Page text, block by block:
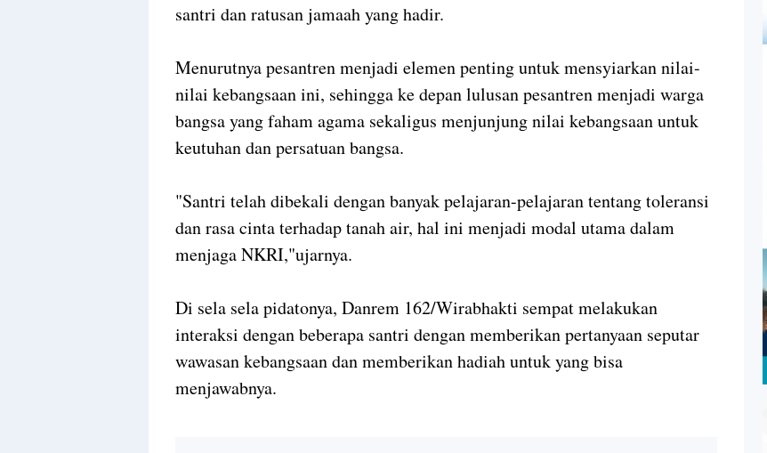
santri dan ratusan jamaah yang hadir.
Menurutnya pesantren menjadi elemen penting untuk mensyiarkan nilai-
nilai kebangsaan ini, sehingga ke depan lulusan pesantren menjadi warga
bangsa yang faham agama sekaligus menjunjung nilai kebangsaan untuk
keutuhan dan persatuan bangsa.
"Santri telah dibekali dengan banyak pelajaran-pelajaran tentang toleransi
dan rasa cinta terhadap tanah air, hal ini menjadi modal utama dalam
menjaga NKRI,"ujarnya.
Di sela sela pidatonya, Danrem 162/Wirabhakti sempat melakukan
interaksi dengan beberapa santri dengan memberikan pertanyaan seputar
wawasan kebangsaan dan memberikan hadiah untuk yang bisa
menjawabnya.